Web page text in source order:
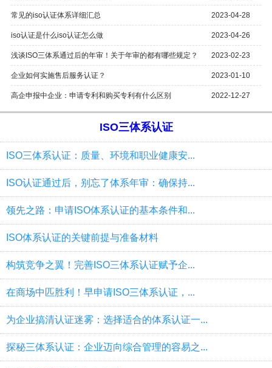
常见的iso认证体系详细汇总 2023-04-28
iso认证是什么iso认证怎么做 2023-04-26
浅谈ISO三体系通过后的年审！关于年审的都有哪些规定？ 2023-02-23
企业如何实施售后服务认证？ 2023-01-10
高企申报中企业：申请专利和购买专利有什么区别 2022-12-27
ISO三体系认证
ISO三体系认证：质量、环境和职业健康安...
ISO认证通过后，别忘了体系年审：确保持...
领先之路：申请ISO体系认证的基本条件和...
ISO体系认证的关键前提与准备材料
构筑竞争之翼！完善ISO三体系认证赋予企...
在商场中匹胜利！早申请ISO三体系认证，...
为企业搞清认证迷雾：选择适合的体系认证一...
探秘三体系认证：企业迈向综合管理的容易之...